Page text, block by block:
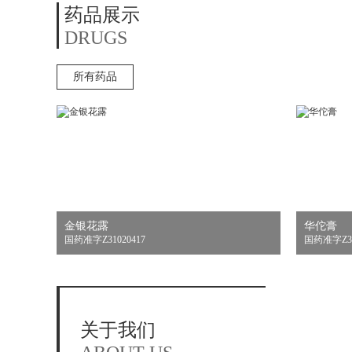
药品展示
DRUGS
所有药品
金银花露
国药准字Z31020417
华佗膏
国药准字
关于我们